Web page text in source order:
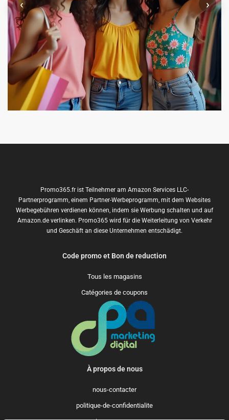
‹ ›
Promo365.fr ist Teilnehmer am Amazon Services LLC-
Partnerprogramm, einem Partner-Werbeprogramm, mit dem Websites
Werbegebühren verdienen können, indem sie Werbung schalten und auf
Amazon.de verlinken. Promo365 wird für die Weiterleitung von Verkehr
und Geschäft an diese Unternehmen entschädigt.
Code promo et Bon de reduction
Tous les magasins
Catégories de coupons
À propos de nous
nous-contacter
politique-de-confidentialite